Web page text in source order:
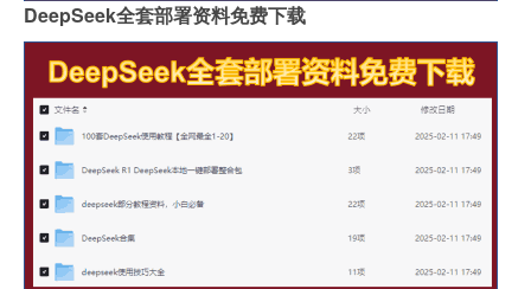
DeepSeek全套部署资料免费下载